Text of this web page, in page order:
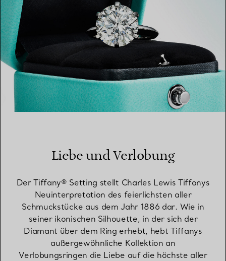
Liebe und Verlobung
Der Tiffany® Setting stellt Charles Lewis Tiffanys
Neuinterpretation des feierlichsten aller
Schmuckstücke aus dem Jahr 1886 dar. Wie in
seiner ikonischen Silhouette, in der sich der
Diamant über dem Ring erhebt, hebt Tiffanys
außergewöhnliche Kollektion an
Verlobungsringen die Liebe auf die höchste aller